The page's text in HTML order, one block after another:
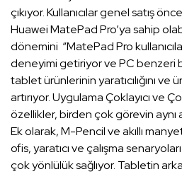
çıkıyor. Kullanıcılar genel satış
Huawei MatePad Pro’ya sahip
dönemini “MatePad Pro
deneyimi getiriyor ve PC benzeri
tablet ürünlerinin yaratıcılığını ve
artırıyor. Uygulama Çoklayıcı ve
özellikler, birden çok görevin aynı
Ek olarak, M-Pencil ve akıllı
ofis, yaratıcı ve çalışma
çok yönlülük sağlıyor. Tabletin